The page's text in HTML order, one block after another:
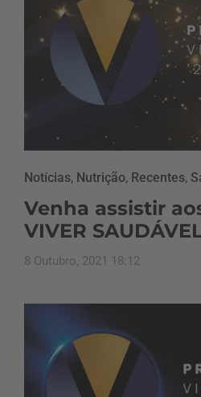
Notícias, Nutrição, Recentes,
Venha assistir
VIVER
8 Outubro, 2021 18:12